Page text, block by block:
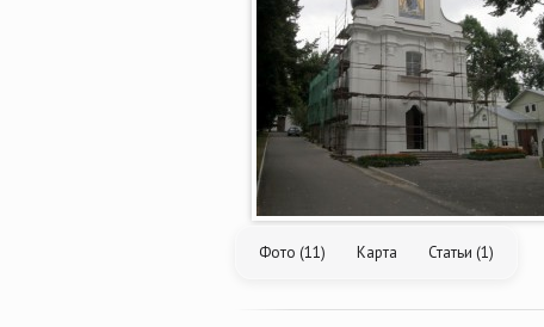
Фото (11) Карта Статьи (1)